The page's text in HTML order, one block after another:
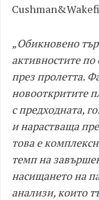
„Обикновено
активностите
през пролетта.
новооткритите
с предходната,
и нарастваща
това е
темп на
насищането на
анализи, които